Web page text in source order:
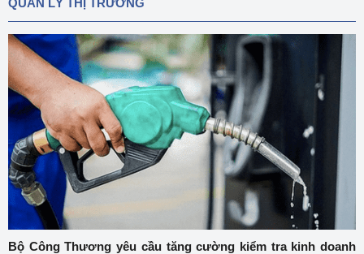
QUẢN LÝ THỊ TRƯỜNG
Bộ Công Thương yêu cầu tăng cường kiểm tra kinh doanh